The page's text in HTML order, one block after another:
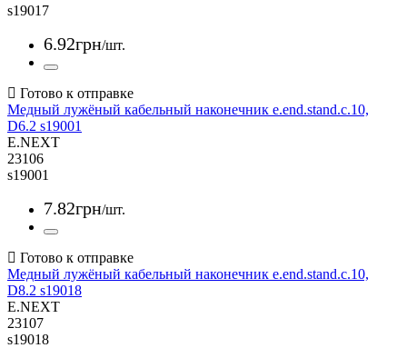
s19017
6.92грн/шт.
Медный лужёный кабельный наконечник e.end.stand.c.10,
D6.2 s19001
E.NEXT
23106
s19001
7.82грн/шт.
Медный лужёный кабельный наконечник e.end.stand.c.10,
D8.2 s19018
E.NEXT
23107
s19018